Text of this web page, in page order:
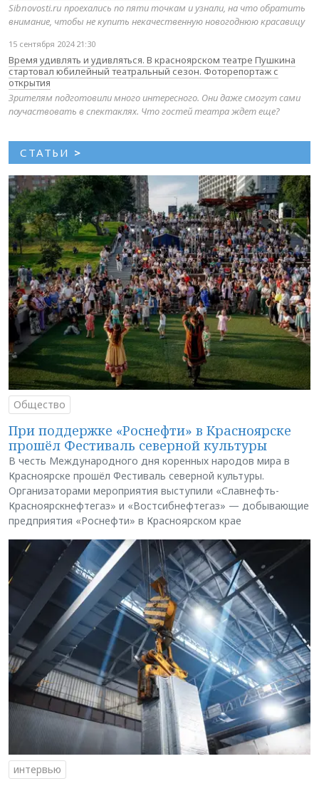
Sibnovosti.ru проехались по пяти точкам и узнали, на что обратить
внимание, чтобы не купить некачественную новогоднюю красавицу
15 сентября 2024 21:30
Время удивлять и удивляться. В красноярском театре Пушкина
стартовал юбилейный театральный сезон. Фоторепортаж с
открытия
Зрителям подготовили много интересного. Они даже смогут сами
поучаствовать в спектаклях. Что гостей театра ждет еще?
СТАТЬИ >
Общество
При поддержке «Роснефти» в Красноярске
прошёл Фестиваль северной культуры
В честь Международного дня коренных народов мира в
Красноярске прошёл Фестиваль северной культуры.
Организаторами мероприятия выступили «Славнефть-
Красноярскнефтегаз» и «Востсибнефтегаз» — добывающие
предприятия «Роснефти» в Красноярском крае
интервью